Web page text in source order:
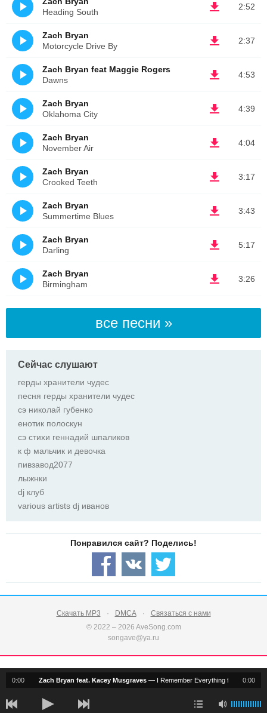
2:52
Heading South
2:37
Zach Bryan
Motorcycle Drive By
4:53
Zach Bryan feat Maggie Rogers
Dawns
4:39
Zach Bryan
Oklahoma City
4:04
Zach Bryan
November Air
3:17
Zach Bryan
Crooked Teeth
3:43
Zach Bryan
Summertime Blues
5:17
Zach Bryan
Darling
3:26
Zach Bryan
Birmingham
все песни »
Сейчас слушают
герды хранители чудес
песня герды хранители чудес
сэ николай губенко
енотик полоскун
сэ стихи геннадий шпаликов
к ф мальчик и девочка
пивзавод2077
лыжнки
dj клуб
various artists dj иванов
Скачать MP3 DMCA
Связаться с нами
© 2022 – 2026 AveSong.com
songave@ya.ru
0:00 0:00
Zach Bryan feat. Kacey Musgraves — I Remember Everything feat Kacey